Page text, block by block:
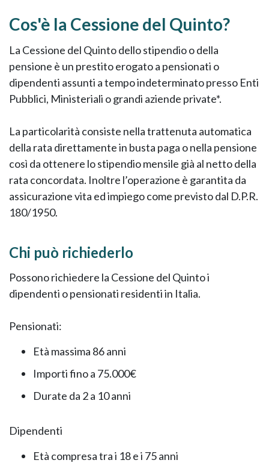
Cos'è la Cessione del Quinto?
La Cessione del Quinto dello stipendio o della
pensione è un prestito erogato a pensionati o
dipendenti assunti a tempo indeterminato presso Enti
Pubblici, Ministeriali o grandi aziende private*.
La particolarità consiste nella trattenuta automatica
della rata direttamente in busta paga o nella pensione
così da ottenere lo stipendio mensile già al netto della
rata concordata. Inoltre l’operazione è garantita da
assicurazione vita ed impiego come previsto dal D.P.R.
180/1950.
Chi può richiederlo
Possono richiedere la Cessione del Quinto i
dipendenti o pensionati residenti in Italia.
Pensionati:
Età massima 86 anni
Importi fino a 75.000€
Durate da 2 a 10 anni
Dipendenti
Età compresa tra i 18 e i 75 anni